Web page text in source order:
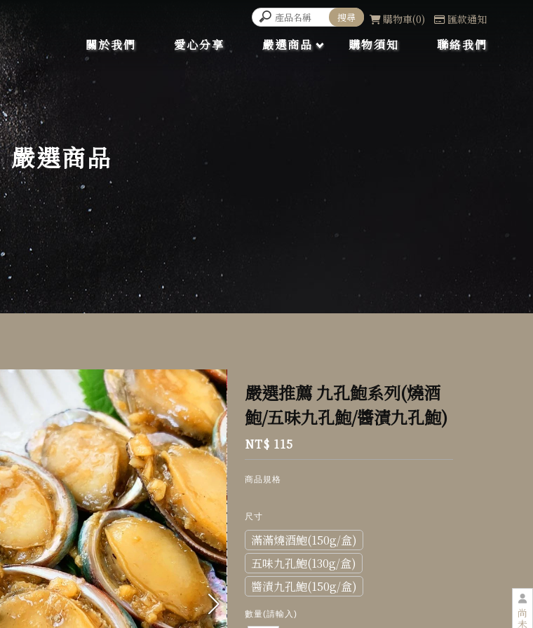
尚
未
購物車 0 匯款通知
關於我們 愛心分享 嚴選商品 購物須知 聯絡我們
嚴選商品
嚴選推薦 九孔鮑系列(燒酒
鮑/五味九孔鮑/醬漬九孔鮑)
NT$ 115
商品規格
尺寸
滿滿燒酒鮑(150g/盒)
五味九孔鮑(130g/盒)
醬漬九孔鮑(150g/盒)
數量(請輸入)